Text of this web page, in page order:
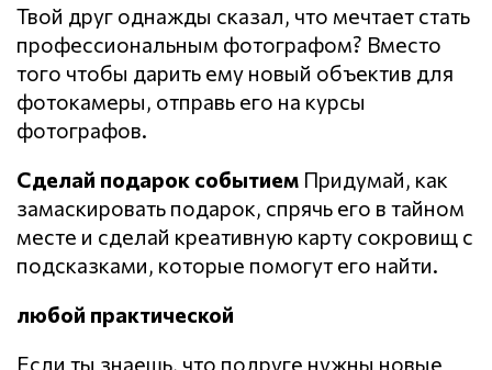
Твой друг однажды сказал, что мечтает стать
профессиональным фотографом? Вместо
того чтобы дарить ему новый объектив для
фотокамеры, отправь его на курсы
фотографов.
Сделай подарок событием Придумай, как
замаскировать подарок, спрячь его в тайном
месте и сделай креативную карту сокровищ с
подсказками, которые помогут его найти.
любой практической
Если ты знаешь, что подруге нужны новые